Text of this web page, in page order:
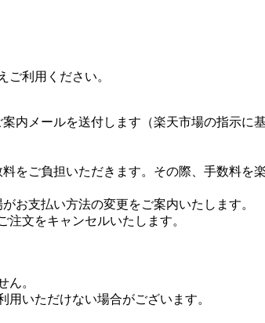
ご利用ください。
内メールを送付します（楽天市場の指示に
をご負担いただきます。その際、手数料を
お支払い方法の変更をご案内いたします。
文をキャンセルいたします。
ん。
いただけない場合がございます。